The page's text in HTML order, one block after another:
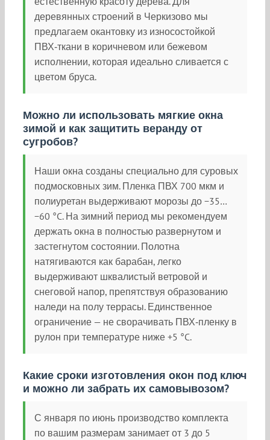
деревянных строений в Черкизово мы
предлагаем окантовку из износостойкой
ПВХ‑ткани в коричневом или бежевом
исполнении, которая идеально сливается с
цветом бруса.
Можно ли использовать мягкие окна
зимой и как защитить веранду от
сугробов?
Наши окна созданы специально для суровых
подмосковных зим. Пленка ПВХ 700 мкм и
полиуретан выдерживают морозы до −35…
−60 °C. На зимний период мы рекомендуем
держать окна в полностью развернутом и
застегнутом состоянии. Полотна
натягиваются как барабан, легко
выдерживают шквалистый ветровой и
снеговой напор, препятствуя образованию
наледи на полу террасы. Единственное
ограничение — не сворачивать ПВХ‑пленку в
рулон при температуре ниже +5 °C.
Какие сроки изготовления окон под ключ
и можно ли забрать их самовывозом?
С января по июнь производство комплекта
по вашим размерам занимает от 3 до 5